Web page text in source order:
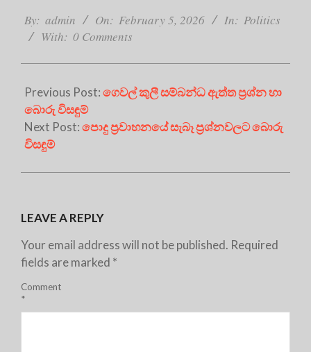
02-
05
By: admin On: February 5, 2026 In: Politics
With: 0 Comments
Previous Post:ගෙවල් කුලී සම්බන්ධ ඇත්ත ප්‍රශ්න හා
බොරු විසඳුම්
Next Post:පොදු ප්‍රවාහනයේ සැබෑ ප්‍රශ්නවලට බොරු
විසඳුම්
LEAVE A REPLY
Your email address will not be published. Required
fields are marked *
Comment
*